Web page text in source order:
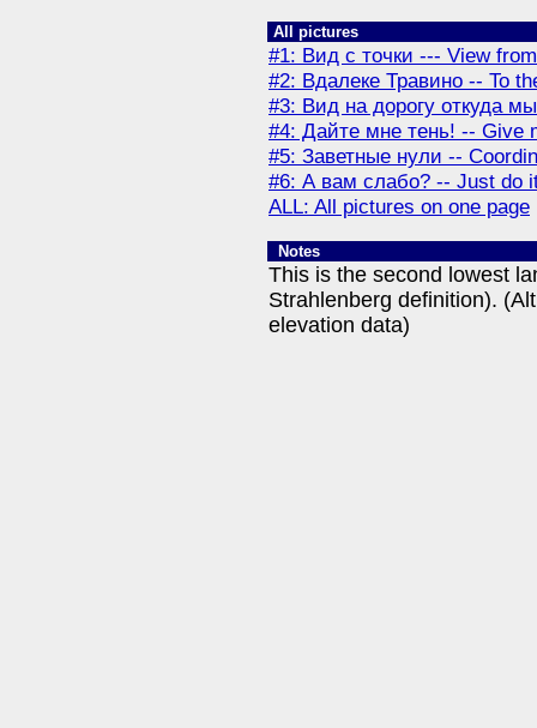
All pictures
#1: Вид с точки --- View
#2: Вдалеке Травино -- To
#3: Вид на дорогу откуда
#4: Дайте мне тень! -- Give
#5: Заветные нули --
#6: А вам слабо? -- Just do
ALL: All pictures on one page
Notes
This is the second lowest
Strahlenberg definition).
elevation data)